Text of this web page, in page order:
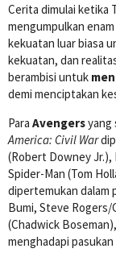
Cerita dimulai ketika
mengumpulkan enam
kekuatan luar biasa
kekuatan, dan
berambisi untuk
demi menciptakan
Para Avengersyang
America: Civil War
(Robert Downey
Spider-Man (Tom
dipertemukan dalam
Bumi, Steve Rogers/
(Chadwick
menghadapi